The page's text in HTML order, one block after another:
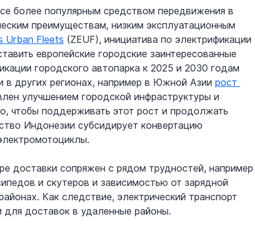
более популярным средством передвижения в
преимуществам, низким эксплуатационным
Urban Fleets (ZEUF), инициатива по электрификации
европейские городские заинтересованные
городского автопарка к 2025 и 2030 годам
других регионах, например в Южной Азии рост
улучшением городской инфраструктуры и
чтобы поддерживать этот рост и продолжать
Индонезии субсидирует конвертацию
доставки сопряжен с рядом трудностей,
и скутеров и зависимостью от зарядной
Как следствие, электрический транспорт
доставок в удаленные районы.